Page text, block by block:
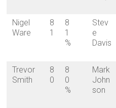
Nigel
Ware
8
1
8
1
%
Stev
e
Davis
Trevor
Smith
8
0
8
0
%
Mark
John
son